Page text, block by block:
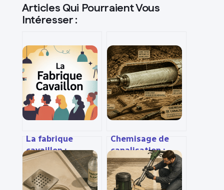
Articles Qui Pourraient Vous
Intéresser :
La fabrique
cavaillon :
concept, avis et
guide pratique
pour en profiter
Chemisage de
canalisation :
réparer sans
creuser, gagner
en durabilité et